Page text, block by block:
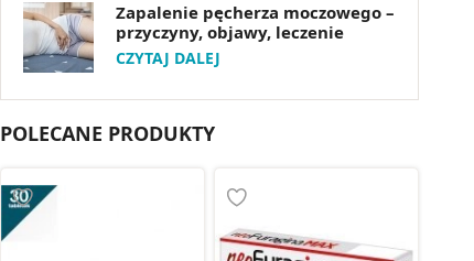
Zapalenie pęcherza moczowego –
przyczyny, objawy, leczenie
CZYTAJ DALEJ
POLECANE PRODUKTY